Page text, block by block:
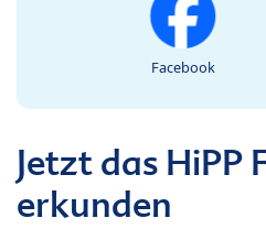
Facebook
Jetzt das HiPP
erkunden